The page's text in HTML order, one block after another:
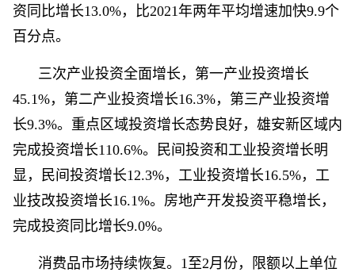
资同比增长13.0%，比2021年两年平均增速加快9.9个
百分点。
三次产业投资全面增长，第一产业投资增长
45.1%，第二产业投资增长16.3%，第三产业投资增
长9.3%。重点区域投资增长态势良好，雄安新区域内
完成投资增长110.6%。民间投资和工业投资增长明
显，民间投资增长12.3%，工业投资增长16.5%，工
业技改投资增长16.1%。房地产开发投资平稳增长，
完成投资同比增长9.0%。
消费品市场持续恢复。1至2月份，限额以上单位